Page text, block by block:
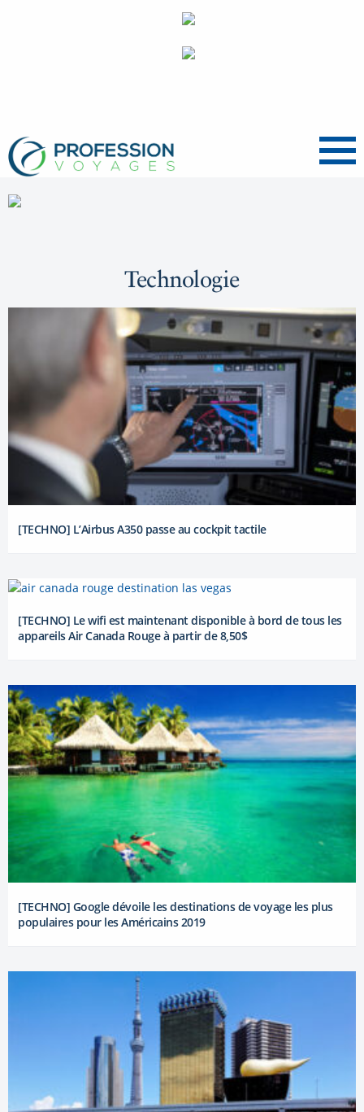
Menu
Technologie
[TECHNO] L’Airbus A350 passe au cockpit tactile
[TECHNO] Le wifi est maintenant disponible à bord de tous les
appareils Air Canada Rouge à partir de 8,50$
[TECHNO] Google dévoile les destinations de voyage les plus
populaires pour les Américains 2019